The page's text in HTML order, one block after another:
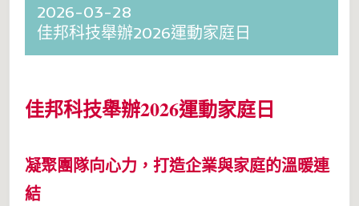
2026-03-28
佳邦科技舉辦2026運動家庭日
佳邦科技舉辦2026運動家庭日
凝聚團隊向心力，打造企業與家庭的溫暖連
結